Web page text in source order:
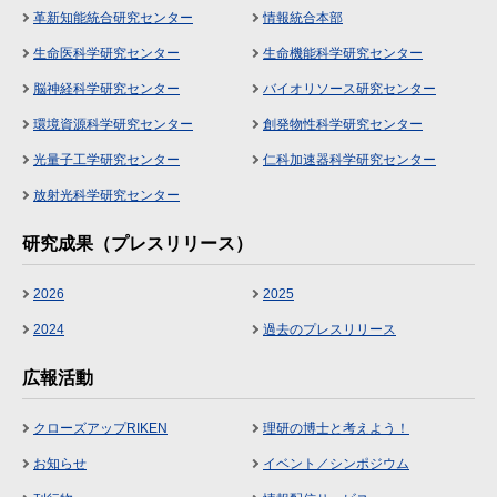
革新知能統合研究センター 情報統合本部
生命医科学研究センター 生命機能科学研究センター
脳神経科学研究センター バイオリソース研究センター
環境資源科学研究センター 創発物性科学研究センター
光量子工学研究センター 仁科加速器科学研究センター
放射光科学研究センター
研究成果（プレスリリース）
2026 2025
2024 過去のプレスリリース
広報活動
クローズアップRIKEN 理研の博士と考えよう！
お知らせ イベント／シンポジウム